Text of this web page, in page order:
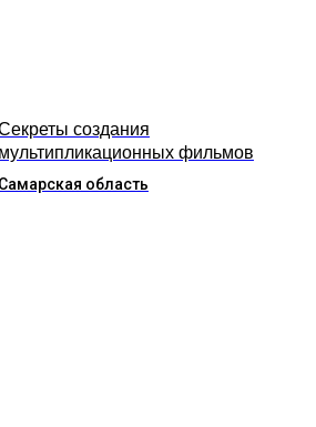
создания
мультипликационных фильмов
Самарская область